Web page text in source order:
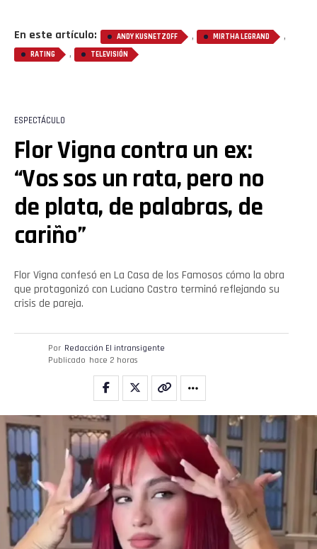
En este artículo: ANDY KUSNETZOFF , MIRTHA LEGRAND ,
RATING , TELEVISIÓN
ESPECTÁCULO
Flor Vigna contra un ex:
“Vos sos un rata, pero no
de plata, de palabras, de
cariño”
Flor Vigna confesó en La Casa de los Famosos cómo la obra
que protagonizó con Luciano Castro terminó reflejando su
crisis de pareja.
Por Redacción El intransigente
Publicado hace 2 horas